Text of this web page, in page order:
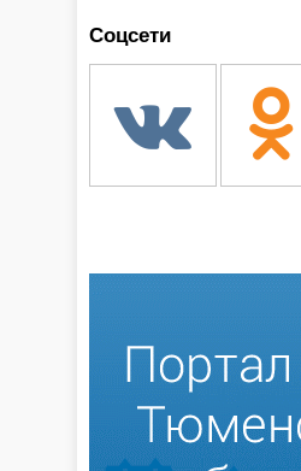
Соцсети